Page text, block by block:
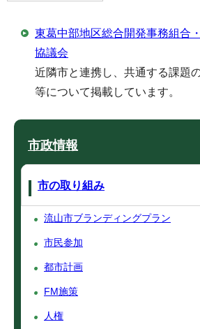
東葛中部地区総合開発事務組合
協議会
近隣市と連携し、共通する課題
等について掲載しています。
市政情報
市の取り組み
流山市ブランディングプラン
市民参加
都市計画
FM施策
人権